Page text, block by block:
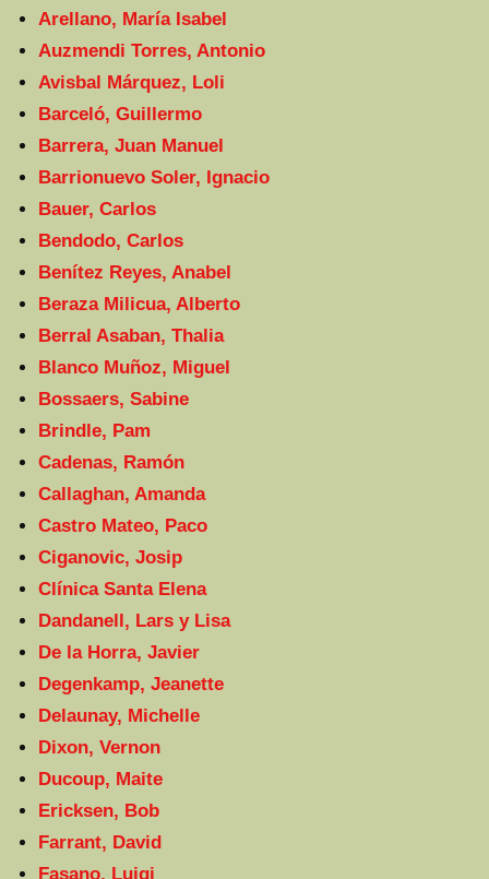
Arellano, María Isabel
Auzmendi Torres, Antonio
Avisbal Márquez, Loli
Barceló, Guillermo
Barrera, Juan Manuel
Barrionuevo Soler, Ignacio
Bauer, Carlos
Bendodo, Carlos
Benítez Reyes, Anabel
Beraza Milicua, Alberto
Berral Asaban, Thalia
Blanco Muñoz, Miguel
Bossaers, Sabine
Brindle, Pam
Cadenas, Ramón
Callaghan, Amanda
Castro Mateo, Paco
Ciganovic, Josip
Clínica Santa Elena
Dandanell, Lars y Lisa
De la Horra, Javier
Degenkamp, Jeanette
Delaunay, Michelle
Dixon, Vernon
Ducoup, Maite
Ericksen, Bob
Farrant, David
Fasano, Luigi